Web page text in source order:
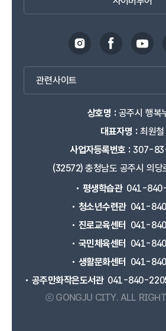
관련사이트
상호명 :공주시 행복
대표자명 :최원철
사업자등록번호 :307-
(32572) 충청남도 공주시 의당
평생학습관 041-
청소년수련관 041-
진로교육센터
041-
국민체육센터
041-
생활문화센터
041-
공주만화작은도서관 041-840-
ⓒ GONGJU CITY. ALL